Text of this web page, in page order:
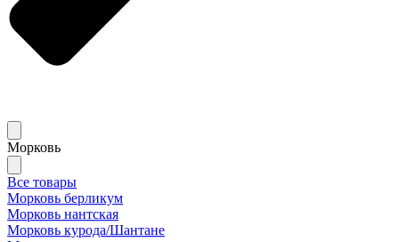
Морковь
Все товары
Морковь берликум
Морковь нантская
Морковь курода/Шантане